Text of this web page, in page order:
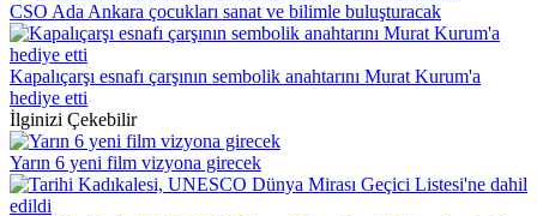
CSO Ada Ankara çocukları sanat ve bilimle buluşturacak
Kapalıçarşı esnafı çarşının sembolik anahtarını Murat Kurum'a
hediye etti
İlginizi Çekebilir
Yarın 6 yeni film vizyona girecek